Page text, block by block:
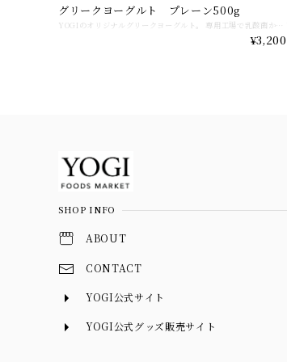
グリークヨーグルト プレーン500g
YOGIのオリジナルグリークヨーグルト。 専用工場で乳酸菌から選定してヨーグルトを作ってます。72時間かけて丁寧に水抜きしたヨーグルトはまるでクリームチーズのような濃厚さ。 低脂質高タンパクの自慢のグリークヨーグルトをあなたの毎日のご褒美にしませんか。 そのままお召し上がりになるのはもちろん、フルーツやグラノーラ、はちみつをトッピングしたり、パンに塗ったりサラダに合わせたりなど万能なグリークヨーグルトです。 新鮮でできたてをお届けするため注文いただいてから10日以内の発送とさせていただいております。 賞味期限は商品にも記載ありますが到着してから約10日になります。 詳細はFAQをご覧くださいませ。
¥3,200
Information
SHOP INFO
ABOUT
CONTACT
YOGI公式サイト
YOGI公式グッズ販売サイト